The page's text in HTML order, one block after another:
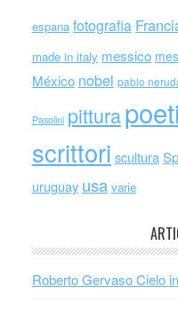
espana fotografia
made in italy messico
México nobel pablo
Pasolini pitturapoeti
scrittori scultura
uruguay usa varie
Roberto Gervaso Cielo